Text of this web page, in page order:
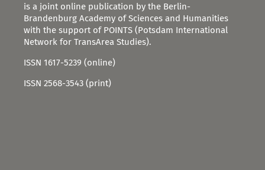
is a joint online publication by the Berlin-
Brandenburg Academy of Sciences and Humanities
with the support of POINTS (Potsdam International
Network for TransArea Studies).
ISSN 1617-5239 (online)
ISSN 2568-3543 (print)